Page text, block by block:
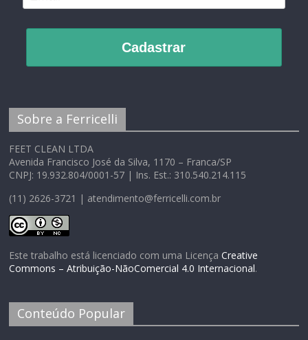
Cadastrar
Sobre a Ferricelli
FEET CLEAN LTDA
Avenida Francisco José da Silva, 1170 – Franca/SP
CNPJ: 19.932.804/0001-57 | Ins. Est.: 310.540.214.115
(11) 2626-3721 | atendimento@ferricelli.com.br
Este trabalho está licenciado com uma LicençaCreative
Commons – Atribuição-NãoComercial 4.0 Internacional.
Conteúdo Popular